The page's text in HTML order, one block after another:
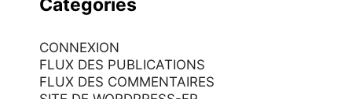
Catégories
CONNEXION
FLUX DES PUBLICATIONS
FLUX DES COMMENTAIRES